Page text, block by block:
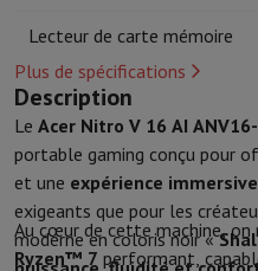
BeautéSoin du VisageMiroir
RasageTondeuse à Cheveux
ÉpilationLadyshave
MassageMassage des pieds
Wellness Pèse-personne
Téléphonie & Navigation
SmartphonesTous les
Smartphones reconditionnés
Montres connectées
Lecteur de carte mémoire
Plus de spécifications
Description
Le Acer Nitro V 16 AI
portable gaming conçu pour
et une expérience immersive
exigeants que pour les
moderne en coloris noir «
Au cœur de cette machine, on
Ryzen™ 7 performant,